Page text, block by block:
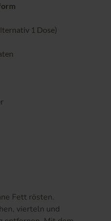
1 Dose)
Fett rösten.
vierteln und